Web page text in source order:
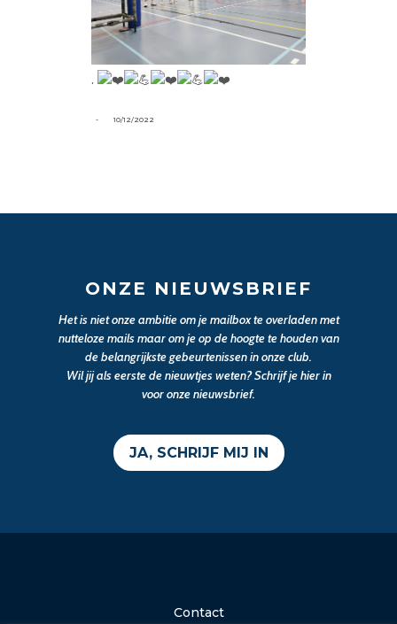
.
- 10/12/2022
ONZE NIEUWSBRIEF
Het is niet onze ambitie om je mailbox te overladen met
nutteloze mails maar om je op de hoogte te houden van
de belangrijkste gebeurtenissen in onze club.
Wil jij als eerste de nieuwtjes weten? Schrijf je hier in
voor onze nieuwsbrief.
JA, SCHRIJF MIJ IN
Contact